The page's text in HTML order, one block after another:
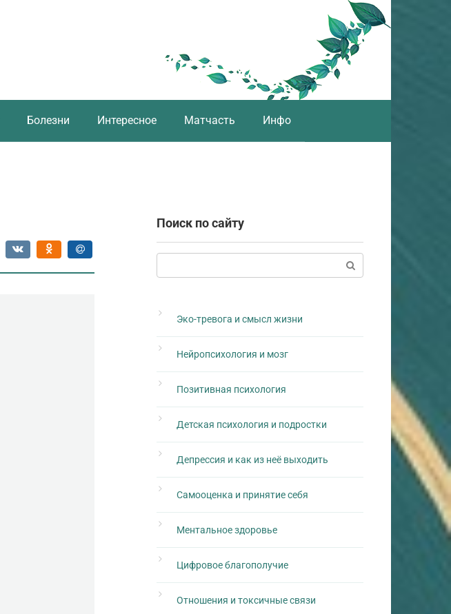
Болезни Интересное Матчасть Инфо
Поиск по сайту
Эко-тревога и смысл жизни
Нейропсихология и мозг
Позитивная психология
Детская психология и подростки
Депрессия и как из неё выходить
Самооценка и принятие себя
Ментальное здоровье
Цифровое благополучие
Отношения и токсичные связи